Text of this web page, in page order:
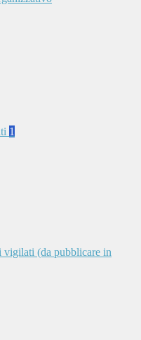
1
(da pubblicare in